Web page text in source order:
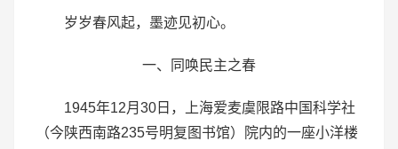
岁岁春风起，墨迹见初心。
一、同唤民主之春
1945年12月30日，上海爱麦虞限路中国科学社
（今陕西南路235号明复图书馆）院内的一座小洋楼